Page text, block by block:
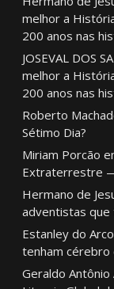
melhor a
200 anos nas
JOSEVAL DOS
melhor a
200 anos nas
Roberto
Sétimo Dia?
Miriam Porcão
Extraterrestre
Hermano de
adventistas que
Estanley do Arco
tenham cérebro
Geraldo Antônio